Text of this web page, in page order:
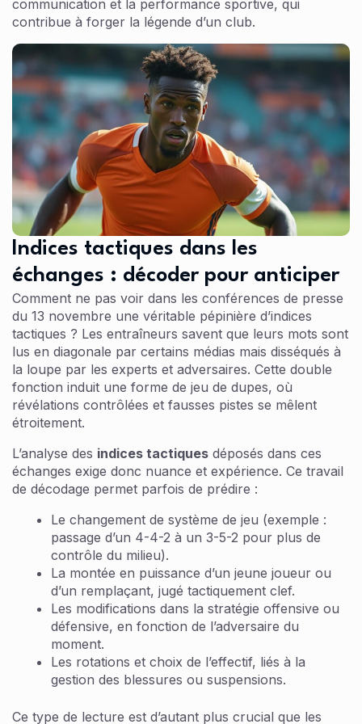
communication et la performance sportive, qui
contribue à forger la légende d’un club.
Indices tactiques dans les
échanges : décoder pour anticiper
Comment ne pas voir dans les conférences de presse
du 13 novembre une véritable pépinière d’indices
tactiques ? Les entraîneurs savent que leurs mots sont
lus en diagonale par certains médias mais disséqués à
la loupe par les experts et adversaires. Cette double
fonction induit une forme de jeu de dupes, où
révélations contrôlées et fausses pistes se mêlent
étroitement.
L’analyse des indices tactiques déposés dans ces
échanges exige donc nuance et expérience. Ce travail
de décodage permet parfois de prédire :
Le changement de système de jeu (exemple :
passage d’un 4-4-2 à un 3-5-2 pour plus de
contrôle du milieu).
La montée en puissance d’un jeune joueur ou
d’un remplaçant, jugé tactiquement clef.
Les modifications dans la stratégie offensive ou
défensive, en fonction de l’adversaire du
moment.
Les rotations et choix de l’effectif, liés à la
gestion des blessures ou suspensions.
Ce type de lecture est d’autant plus crucial que les